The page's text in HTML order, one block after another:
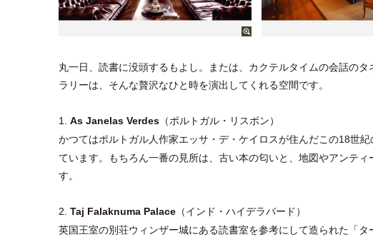
丸一日、読書に没頭するもよし。または、カクテルタイムの会話の
ラリーは、そんな贅沢なひと時を演出してくれる空間です。
1. As Janelas Verdes （ポルトガル・リスボン）
かつてはポルトガル人作家エッサ・デ・ケイロスが住んだこの18世紀
ています。もちろん一番の見所は、古い本の匂いと、地図やアンテ
す。
2. Taj Falaknuma Palace （インド・ハイデラバード）
英国王室の別荘ウィンザー城にある読書室を参考にして造られた「